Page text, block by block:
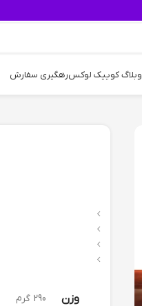
وبلاگ کوییک لوکسرهگیری سفارش
وزن 290 گرم